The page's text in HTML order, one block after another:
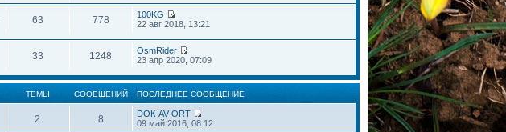
63 778
100KG
22 авг 2018, 13:21
33 1248
OsmRider
23 апр 2020, 07:09
ТЕМЫ СООБЩЕНИЙ ПОСЛЕДНЕЕ СООБЩЕНИЕ
2 8
DOК-AV-ORT
09 май 2016, 08:12